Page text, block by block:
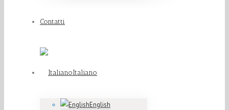
Contatti
Italiano
English